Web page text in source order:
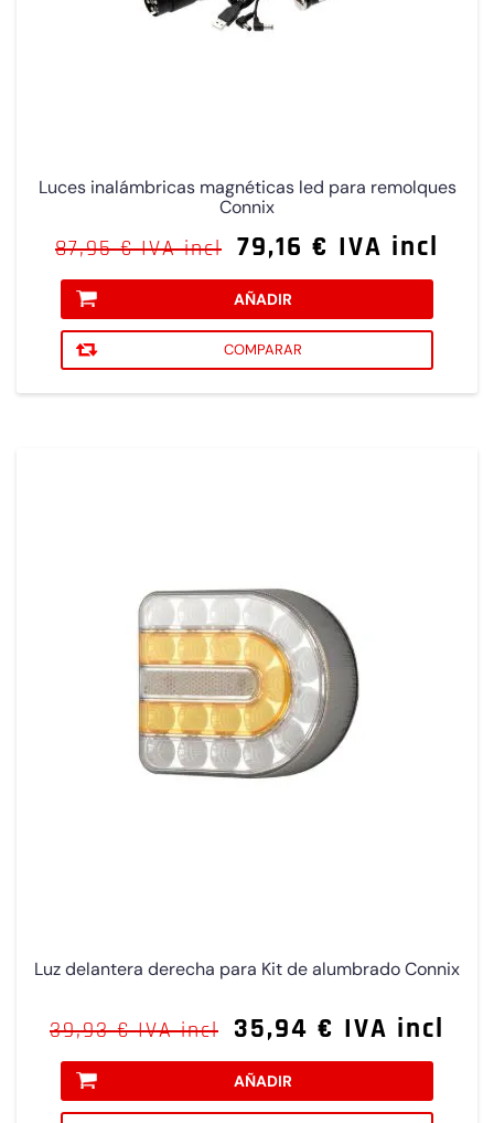
Luces inalámbricas magnéticas led para remolques
Connix
87,95 € IVA incl 79,16 € IVA incl
AÑADIR
COMPARAR
Luz delantera derecha para Kit de alumbrado Connix
39,93 € IVA incl 35,94 € IVA incl
AÑADIR